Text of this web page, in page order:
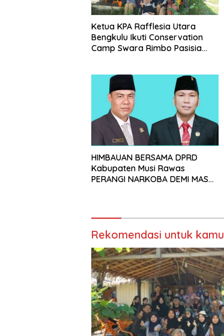
Ketua KPA Rafflesia Utara
Bengkulu Ikuti Conservation
Camp Swara Rimbo Pasisia
HIMBAUAN BERSAMA DPRD
Kabupaten Musi Rawas
PERANGI NARKOBA DEMI MASA
Rekomendasi untuk kamu